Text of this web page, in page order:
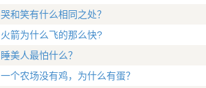
哭和笑有什么相同之处？
火箭为什么飞的那么快?
睡美人最怕什么？
一个农场没有鸡，为什么有蛋？